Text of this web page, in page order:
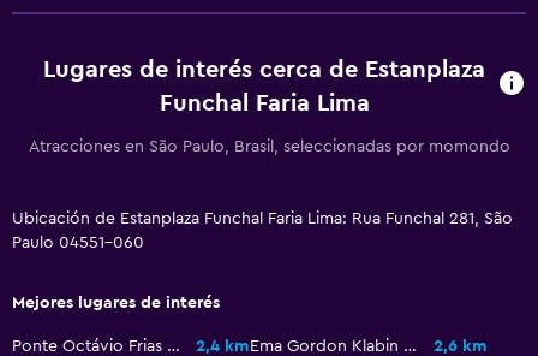
Valet parking
Salud y seguridad
Limpieza diaria
Seguridad las 24 horas
Sistema de entretenimiento
Lugares de interés cerca de Estanplaza
Funchal Faria Lima
Atracciones en São Paulo, Brasil, seleccionadas por momondo
Ubicación de Estanplaza Funchal Faria Lima: Rua Funchal 281, São
Paulo 04551-060
Mejores lugares de interés
Ponte Octávio Frias de Oliveira 2,4 km Ema Gordon Klabin Cultural Foundation
2,6 km